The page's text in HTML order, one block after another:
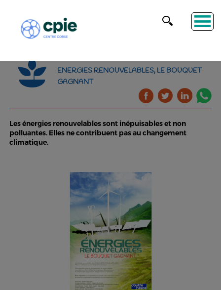
ENERGIES RENOUVELABLES, LE BOUQUET
GAGNANT
Les énergies renouvelables sont inépuisables et non
polluantes. Elles ne contribuent pas au changement
climatique.